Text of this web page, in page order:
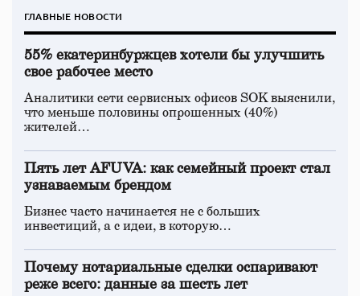
ГЛАВНЫЕ НОВОСТИ
55% екатеринбуржцев хотели бы улучшить
свое рабочее место
Аналитики сети сервисных офисов SOK выяснили,
что меньше половины опрошенных (40%)
жителей…
Пять лет AFUVA: как семейный проект стал
узнаваемым брендом
Бизнес часто начинается не с больших
инвестиций, а с идеи, в которую…
Почему нотариальные сделки оспаривают
реже всего: данные за шесть лет